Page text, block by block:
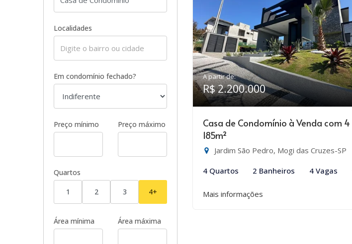
Localidades
Em condomínio fechado?
Preço mínimo Preço máximo
Quartos
1 2 3 4+
Área mínima Área máxima
A partir de:
R$ 2.200.000
Casa de Condomínio à Venda com
185m²
Jardim São Pedro, Mogi das Cruzes-SP
4 Quartos 2 Banheiros 4 Vagas
Mais informações